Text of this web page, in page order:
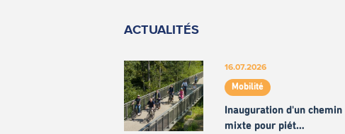
ACTUALITÉS
16.07.2026
Mobilité
Inauguration d'un chemin
mixte pour piét…